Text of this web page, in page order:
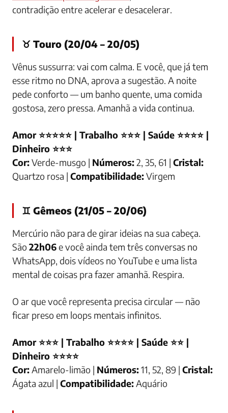
contradição entre acelerar e desacelerar.
♉ Touro (20/04 – 20/05)
Vênus sussurra: vai com calma. E você, que já tem
esse ritmo no DNA, aprova a sugestão. A noite
pede conforto — um banho quente, uma comida
gostosa, zero pressa. Amanhã a vida continua.
Amor ⭐⭐⭐⭐⭐ | Trabalho ⭐⭐⭐ | Saúde ⭐⭐⭐⭐ |
Dinheiro ⭐⭐⭐
Cor:Verde-musgo | Números:2, 35, 61 | Cristal:
Quartzo rosa | Compatibilidade:Virgem
♊ Gêmeos (21/05 – 20/06)
Mercúrio não para de girar ideias na sua cabeça.
São22h06e você ainda tem três conversas no
WhatsApp, dois vídeos no YouTube e uma lista
mental de coisas pra fazer amanhã. Respira.
O ar que você representa precisa circular — não
ficar preso em loops mentais infinitos.
Amor ⭐⭐⭐ | Trabalho ⭐⭐⭐⭐ | Saúde ⭐⭐ |
Dinheiro ⭐⭐⭐⭐
Cor:Amarelo-limão | Números:11, 52, 89 | Cristal:
Ágata azul | Compatibilidade:Aquário